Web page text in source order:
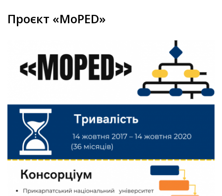
Проєкт «MoPED»